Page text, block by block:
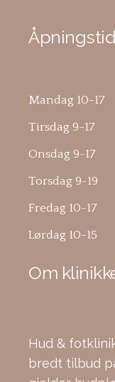
Mandag 10-17
Tirsdag 9-17
Onsdag 9-17
Torsdag 9-19
Fredag 10-17
Lørdag 10-15
Om
Hud &
bredt tilbud